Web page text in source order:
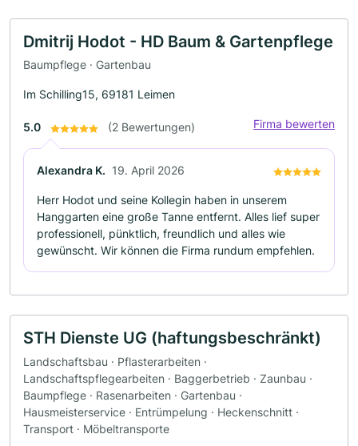
Dmitrij Hodot - HD Baum & Gartenpflege
Baumpflege · Gartenbau
Im Schilling15, 69181 Leimen
5.0 (2 Bewertungen) Firma bewerten
Alexandra K. 19. April 2026
Herr Hodot und seine Kollegin haben in unserem
Hanggarten eine große Tanne entfernt. Alles lief super
professionell, pünktlich, freundlich und alles wie
gewünscht. Wir können die Firma rundum empfehlen.
STH Dienste UG (haftungsbeschränkt)
Landschaftsbau · Pflasterarbeiten ·
Landschaftspflegearbeiten · Baggerbetrieb · Zaunbau ·
Baumpflege · Rasenarbeiten · Gartenbau ·
Hausmeisterservice · Entrümpelung · Heckenschnitt ·
Transport · Möbeltransporte